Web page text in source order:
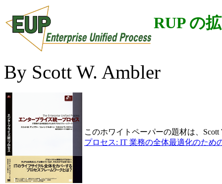
RUP の
By Scott W. Ambler
このホワイトペーパーの題材は、Scott
プロセス: IT 業務の全体最適化のため